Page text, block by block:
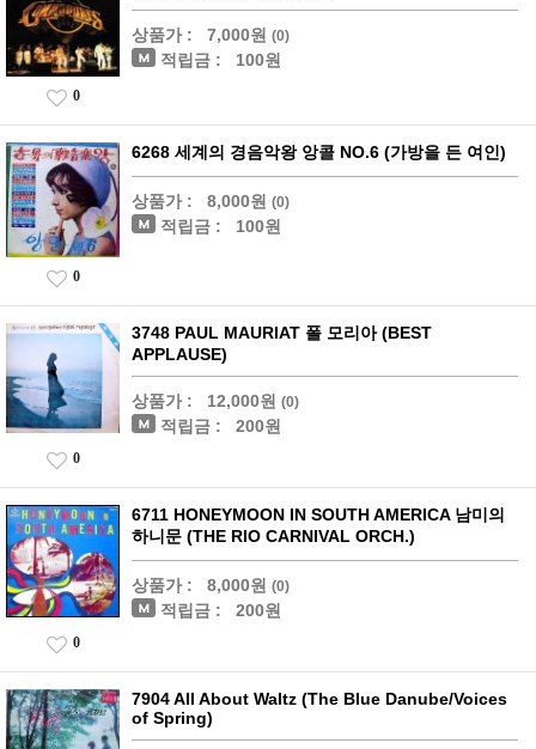
상품가 : 7,000원 (0)
적립금 : 100원
0
6268 세계의 경음악왕 앙콜 NO.6 (가방을 든 여인)
상품가 : 8,000원 (0)
적립금 : 100원
0
3748 PAUL MAURIAT 폴 모리아 (BEST
APPLAUSE)
상품가 : 12,000원 (0)
적립금 : 200원
0
6711 HONEYMOON IN SOUTH AMERICA 남미의
하니문 (THE RIO CARNIVAL ORCH.)
상품가 : 8,000원 (0)
적립금 : 200원
0
7904 All About Waltz (The Blue Danube/Voices
of Spring)